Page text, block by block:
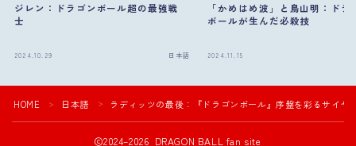
ジレン：ドラゴンボール超の最強戦
士
2024.10.29 日本語
「かめはめ波」と鳥山明：ドラ
ボールが生んだ必殺技
2024.11.15
HOME ＞ 日本語 ＞ ラディッツの最後：『ドラゴンボール』序盤を彩るサイヤ
2024–2026 DRAGON BALL fan site